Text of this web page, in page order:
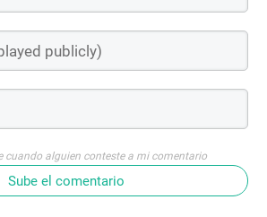
cuando alguien conteste a mi comentario
Sube el comentario